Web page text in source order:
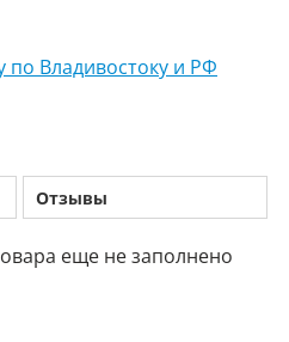
по Владивостоку и РФ
Отзывы
еще не заполнено